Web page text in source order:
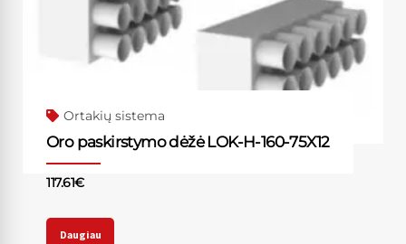
Ortakių sistema
Oro paskirstymo dėžė LOK-H-160-75X12
117.61€
Daugiau